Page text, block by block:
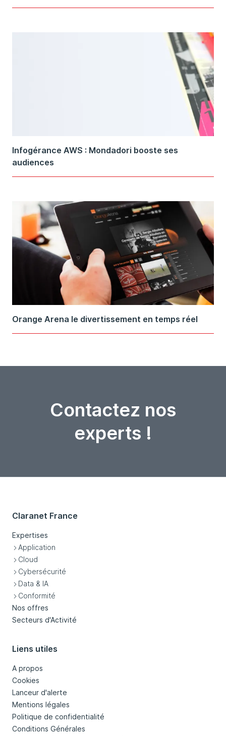
Infogérance AWS : Mondadori booste ses
audiences
Orange Arena le divertissement en temps réel
Contactez nos
experts !
Claranet France
Expertises
Application
Cloud
Cybersécurité
Data & IA
Conformité
Nos offres
Secteurs d'Activité
Liens utiles
A propos
Cookies
Lanceur d'alerte
Mentions légales
Politique de confidentialité
Conditions Générales